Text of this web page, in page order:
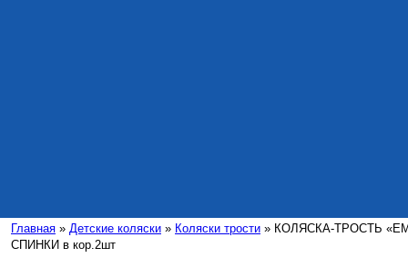
Главная » Детские коляски » Коляски трости » КОЛЯСКА-ТРОСТЬ
СПИНКИ в кор.2шт